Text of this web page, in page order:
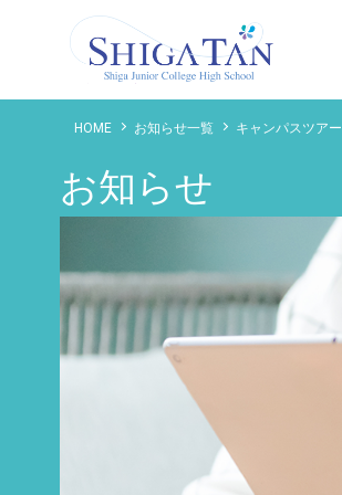
HOME お知らせ一覧 キャンパスツアー
お知らせ